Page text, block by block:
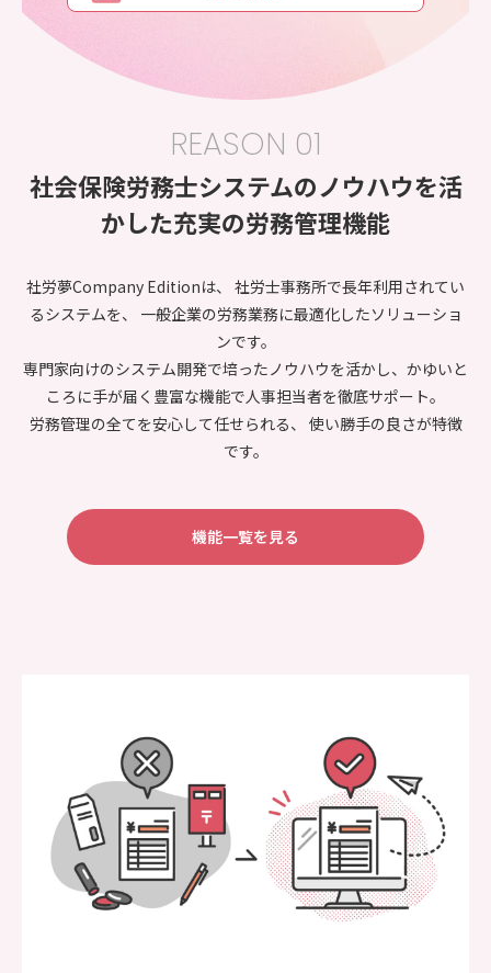
REASON 01
社会保険労務士システムのノウハウを活
かした充実の労務管理機能
社労夢Company Editionは、 社労士事務所で長年利用されてい
るシステムを、 一般企業の労務業務に最適化したソリューショ
ンです。
専門家向けのシステム開発で培ったノウハウを活かし、かゆいと
ころに手が届く豊富な機能で人事担当者を徹底サポート。
労務管理の全てを安心して任せられる、 使い勝手の良さが特徴
です。
機能一覧を見る